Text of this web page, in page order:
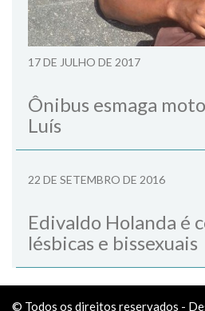
17 DE JULHO DE 2017
Ônibus esmaga
Luís
22 DE SETEMBRO DE 2016
Edivaldo Holanda é
lésbicas e bissexuais
© Todos os direitos reservados -